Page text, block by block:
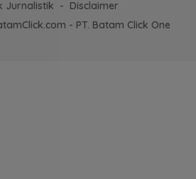
Jurnalistik
Disclaimer
- PT. Batam Click One